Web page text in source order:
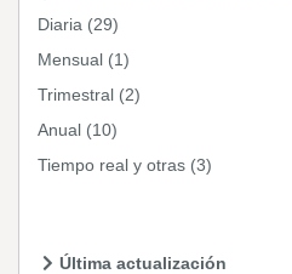
Diaria (29)
Mensual (1)
Trimestral (2)
Anual (10)
Tiempo real y otras (3)
Última actualización